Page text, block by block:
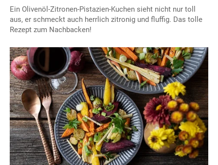
Ein Olivenöl-Zitronen-Pistazien-Kuchen sieht nicht nur toll
aus, er schmeckt auch herrlich zitronig und fluffig. Das tolle
Rezept zum Nachbacken!